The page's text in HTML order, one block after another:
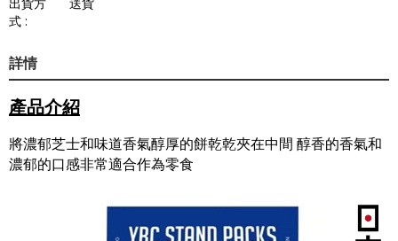
式 :
詳情
產品介紹
將濃郁芝士和味道香氣醇厚的餅乾乾夾在中間 醇香的香氣和
濃郁的口感非常適合作為零食